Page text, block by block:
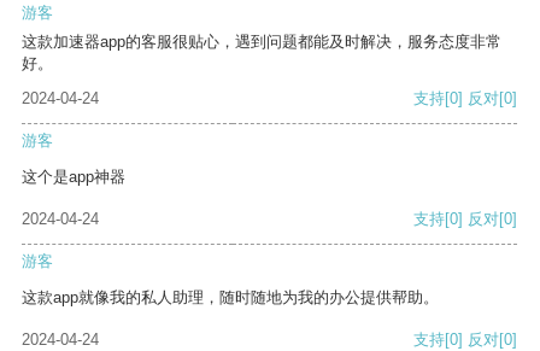
游客
这款加速器app的客服很贴心，遇到问题都能及时解决，服务态度非常
好。
2024-04-24
支持[0] 反对[0]
游客
这个是app神器
2024-04-24 支持[0] 反对[0]
游客
这款app就像我的私人助理，随时随地为我的办公提供帮助。
2024-04-24 支持[0] 反对[0]